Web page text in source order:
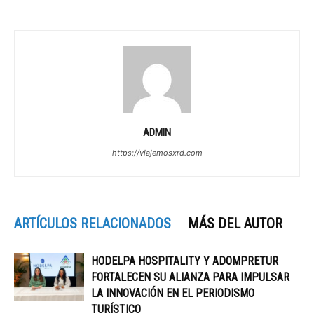
ADMIN
https://viajemosxrd.com
ARTÍCULOS RELACIONADOS MÁS DEL AUTOR
HODELPA HOSPITALITY Y ADOMPRETUR
FORTALECEN SU ALIANZA PARA IMPULSAR
LA INNOVACIÓN EN EL PERIODISMO
TURÍSTICO